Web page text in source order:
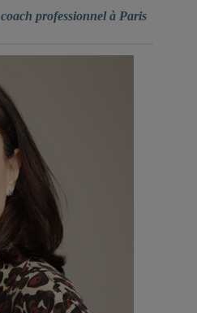
coach professionnel à Paris